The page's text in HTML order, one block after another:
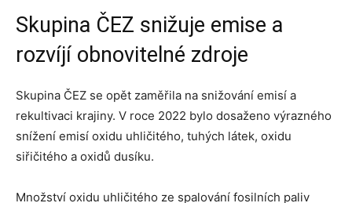
Skupina ČEZ snižuje emise a
rozvíjí obnovitelné zdroje
Skupina ČEZ se opět zaměřila na snižování emisí a
rekultivaci krajiny. V roce 2022 bylo dosaženo výrazného
snížení emisí oxidu uhličitého, tuhých látek, oxidu
siřičitého a oxidů dusíku.
Množství oxidu uhličitého ze spalování fosilních paliv